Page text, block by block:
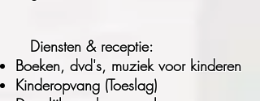
Diensten & receptie:
Boeken, dvd's, muziek voor kinderen
Kinderopvang (Toeslag)